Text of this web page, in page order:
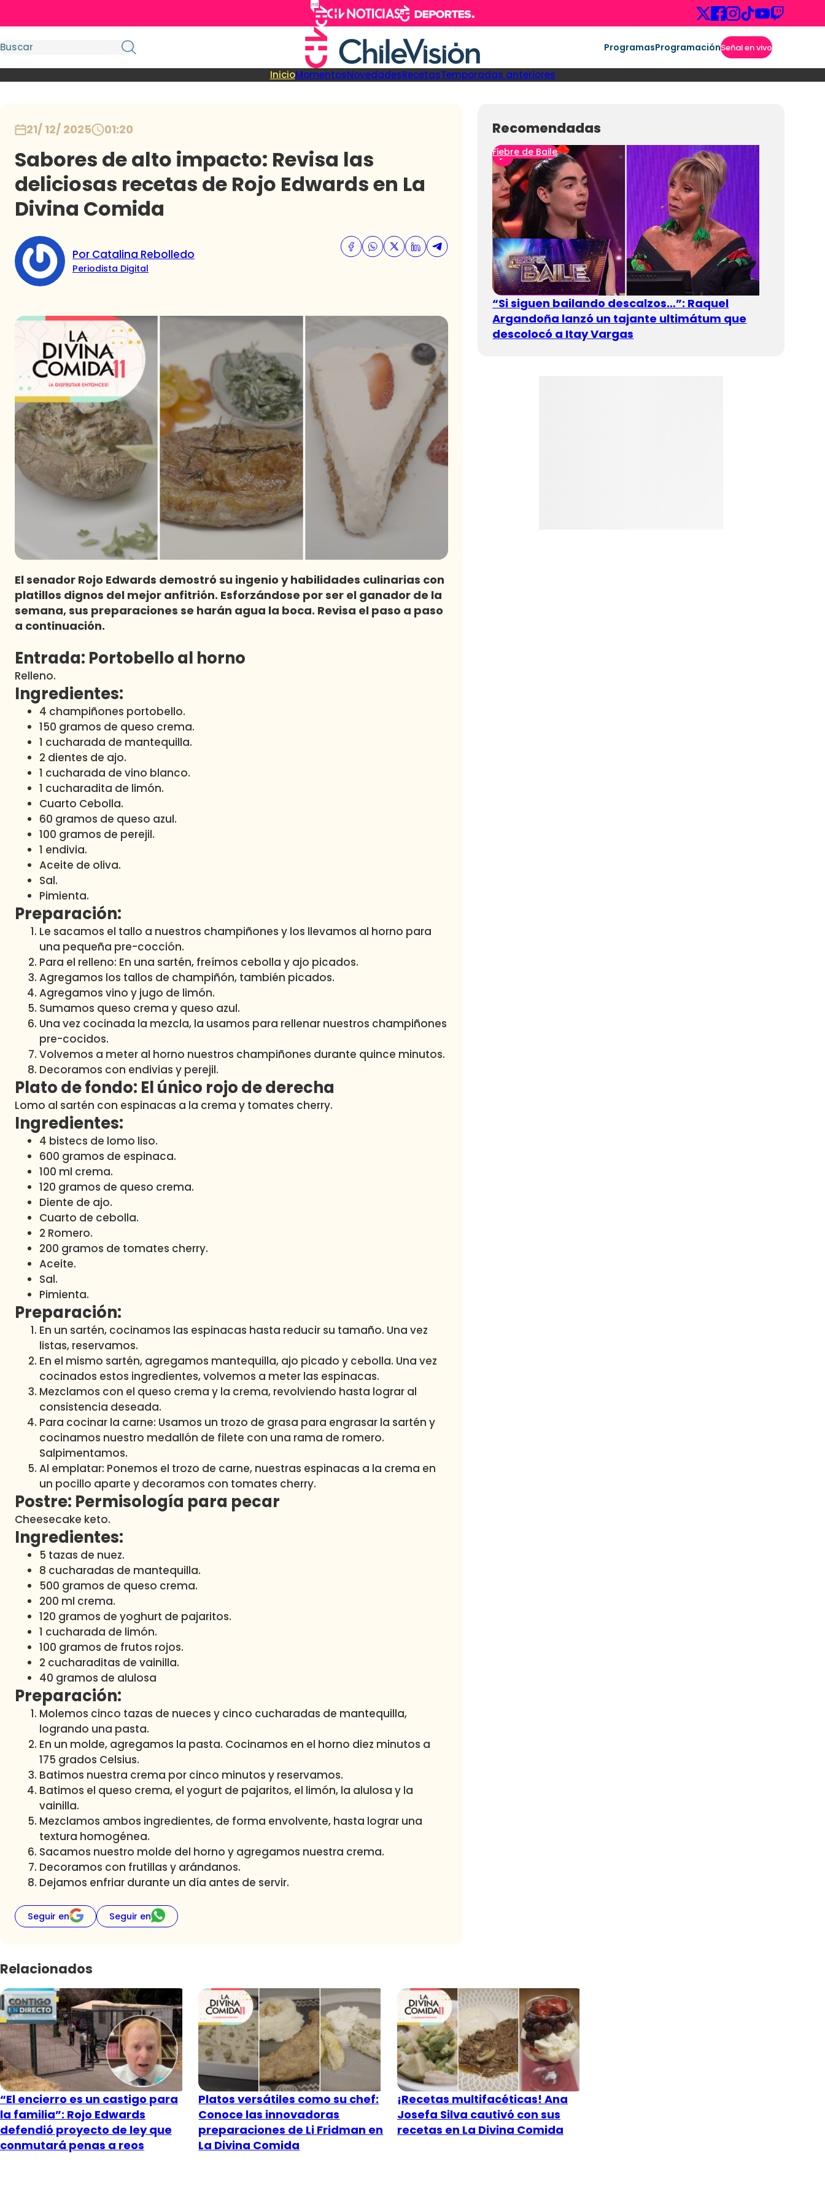
ProgramasProgramaciónSeñal en vivo
InicioMomentosNovedadesRecetasTemporadas anteriores
21/ 12/ 2025 01:20
Sabores de alto impacto: Revisa las
deliciosas recetas de Rojo Edwards en La
Divina Comida
Por Catalina Rebolledo
Periodista Digital
El senador Rojo Edwards demostró su ingenio y habilidades culinarias con
platillos dignos del mejor anfitrión. Esforzándose por ser el ganador de la
semana, sus preparaciones se harán agua la boca. Revisa el paso a paso
a continuación.
Entrada: Portobello al horno
Relleno.
Ingredientes:
4 champiñones portobello.
150 gramos de queso crema.
1 cucharada de mantequilla.
2 dientes de ajo.
1 cucharada de vino blanco.
1 cucharadita de limón.
Cuarto Cebolla.
60 gramos de queso azul.
100 gramos de perejil.
1 endivia.
Aceite de oliva.
Sal.
Pimienta.
Preparación:
Le sacamos el tallo a nuestros champiñones y los llevamos al horno para
una pequeña pre-cocción.
Para el relleno: En una sartén, freímos cebolla y ajo picados.
Agregamos los tallos de champiñón, también picados.
Agregamos vino y jugo de limón.
Sumamos queso crema y queso azul.
Una vez cocinada la mezcla, la usamos para rellenar nuestros champiñones
pre-cocidos.
Volvemos a meter al horno nuestros champiñones durante quince minutos.
Decoramos con endivias y perejil.
Plato de fondo: El único rojo de derecha
Lomo al sartén con espinacas a la crema y tomates cherry.
Ingredientes:
4 bistecs de lomo liso.
600 gramos de espinaca.
100 ml crema.
120 gramos de queso crema.
Diente de ajo.
Cuarto de cebolla.
2 Romero.
200 gramos de tomates cherry.
Aceite.
Sal.
Pimienta.
Preparación:
En un sartén, cocinamos las espinacas hasta reducir su tamaño. Una vez
listas, reservamos.
En el mismo sartén, agregamos mantequilla, ajo picado y cebolla. Una vez
cocinados estos ingredientes, volvemos a meter las espinacas.
Mezclamos con el queso crema y la crema, revolviendo hasta lograr al
consistencia deseada.
Para cocinar la carne: Usamos un trozo de grasa para engrasar la sartén y
cocinamos nuestro medallón de filete con una rama de romero.
Salpimentamos.
Al emplatar: Ponemos el trozo de carne, nuestras espinacas a la crema en
un pocillo aparte y decoramos con tomates cherry.
Postre: Permisología para pecar
Cheesecake keto.
Ingredientes:
5 tazas de nuez.
8 cucharadas de mantequilla.
500 gramos de queso crema.
200 ml crema.
120 gramos de yoghurt de pajaritos.
1 cucharada de limón.
100 gramos de frutos rojos.
2 cucharaditas de vainilla.
40 gramos de alulosa
Preparación:
Molemos cinco tazas de nueces y cinco cucharadas de mantequilla,
logrando una pasta.
En un molde, agregamos la pasta. Cocinamos en el horno diez minutos a
175 grados Celsius.
Batimos nuestra crema por cinco minutos y reservamos.
Batimos el queso crema, el yogurt de pajaritos, el limón, la alulosa y la
vainilla.
Mezclamos ambos ingredientes, de forma envolvente, hasta lograr una
textura homogénea.
Sacamos nuestro molde del horno y agregamos nuestra crema.
Decoramos con frutillas y arándanos.
Dejamos enfriar durante un día antes de servir.
Seguir en Seguir en
Recomendadas
Fiebre de Baile
“Si siguen bailando descalzos…”: Raquel
Argandoña lanzó un tajante ultimátum que
descolocó a Itay Vargas
Relacionados
“El encierro es un castigo para
la familia”: Rojo Edwards
defendió proyecto de ley que
conmutará penas a reos
Platos versátiles como su chef:
Conoce las innovadoras
preparaciones de Li Fridman en
La Divina Comida
¡Recetas multifacéticas! Ana
Josefa Silva cautivó con sus
recetas en La Divina Comida